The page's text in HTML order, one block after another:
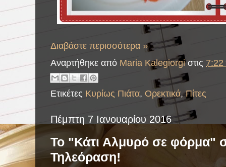
Διαβάστε περισσότερα »
Αναρτήθηκε από Maria Kalegiorgi στις
Ετικέτες Κυρίως Πιάτα, Ορεκτικά,Πίτες
Πέμπτη 7 Ιανουαρίου 2016
Το "Κάτι Αλμυρό σε φόρμα"
Τηλεόραση!